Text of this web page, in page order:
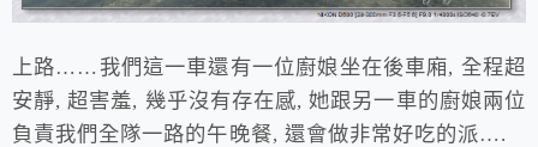
上路……我們這一車還有一位廚娘坐在後車廂, 全程超
安靜, 超害羞, 幾乎沒有存在感, 她跟另一車的廚娘兩位
負責我們全隊一路的午晚餐, 還會做非常好吃的派….